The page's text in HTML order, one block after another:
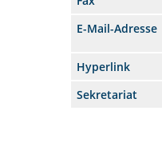
E-Mail-Adresse
Hyperlink
Sekretariat